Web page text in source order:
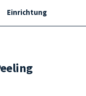
Einrichtung